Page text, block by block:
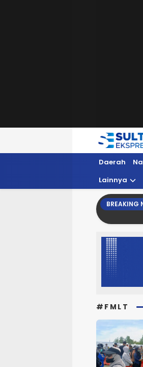
Berita
Daerah
Lainnya
BREAKING
#FMLT